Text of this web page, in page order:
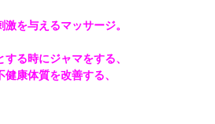
激を与えるマッサージ。
する時にジャマをする、
康体質を改善する、